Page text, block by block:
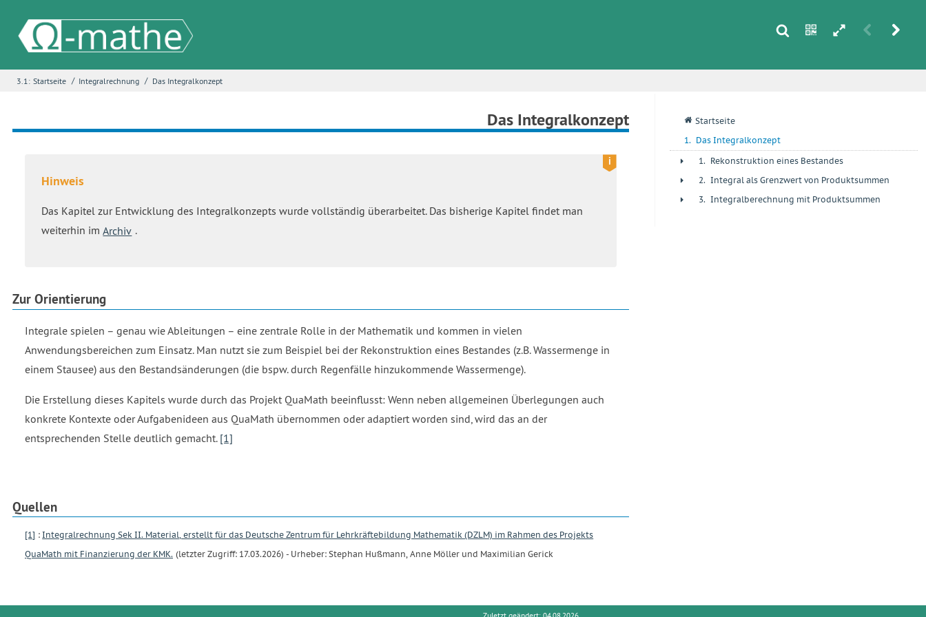
s n h r u
3.1: Startseite / Integralrechnung / Das Integralkonzept
Das Integralkonzept
Hinweis
Das Kapitel zur Entwicklung des Integralkonzepts wurde vollständig überarbeitet. Das bisherige Kapitel findet man
weiterhin im Archiv .
Zur Orientierung
Integrale spielen – genau wie Ableitungen – eine zentrale Rolle in der Mathematik und kommen in vielen
Anwendungsbereichen zum Einsatz. Man nutzt sie zum Beispiel bei der Rekonstruktion eines Bestandes (z.B. Wassermenge in
einem Stausee) aus den Bestandsänderungen (die bspw. durch Regenfälle hinzukommende Wassermenge).
Die Erstellung dieses Kapitels wurde durch das Projekt QuaMath beeinflusst: Wenn neben allgemeinen Überlegungen auch
konkrete Kontexte oder Aufgabenideen aus QuaMath übernommen oder adaptiert worden sind, wird das an der
entsprechenden Stelle deutlich gemacht. [1]
Quellen
[1] : Integralrechnung Sek II. Material, erstellt für das Deutsche Zentrum für Lehrkräftebildung Mathematik (DZLM) im Rahmen des Projekts
QuaMath mit Finanzierung der KMK. (letzter Zugriff: 17.03.2026) - Urheber: Stephan Hußmann, Anne Möller und Maximilian Gerick
q Startseite
1. Das Integralkonzept
+ 1. Rekonstruktion eines Bestandes
+ 2. Integral als Grenzwert von Produktsummen
+ 3. Integralberechnung mit Produktsummen
Seite *